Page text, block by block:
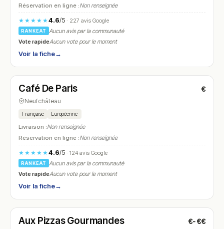
Réservation en ligne :Non renseignée
★★★★★4.6/5· 227 avis Google
RANKEAT
Aucun avis par la communauté
Vote rapideAucun vote pour le moment
Voir la fiche→
N° 7
Café De Paris €
Neufchâteau
Française Européenne
Livraison :Non renseignée
Réservation en ligne :Non renseignée
★★★★★4.6/5· 124 avis Google
RANKEAT
Aucun avis par la communauté
Vote rapideAucun vote pour le moment
Voir la fiche→
N° 8
Aux Pizzas Gourmandes €-€€